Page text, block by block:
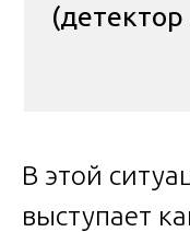
В этой
выступает